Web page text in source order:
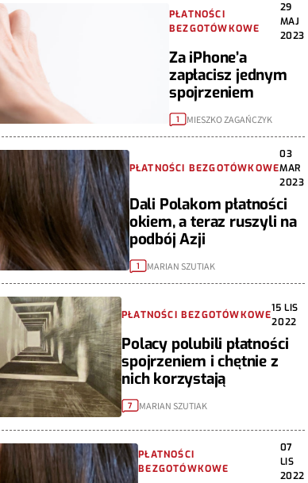
PŁATNOŚCI
BEZGOTÓWKOWE
29
MAJ
2023
Za iPhone’a
zapłacisz jednym
spojrzeniem
1 MIESZKO ZAGAŃCZYK
PŁATNOŚCI BEZGOTÓWKOWE
03
MAR
2023
Dali Polakom płatności
okiem, a teraz ruszyli na
podbój Azji
1 MARIAN SZUTIAK
PŁATNOŚCI BEZGOTÓWKOWE
15 LIS
2022
Polacy polubili płatności
spojrzeniem i chętnie z
nich korzystają
7 MARIAN SZUTIAK
PŁATNOŚCI
BEZGOTÓWKOWE
07
LIS
2022